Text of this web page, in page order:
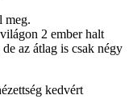
meg.
2 ember halt
az átlag is csak négy
kedvért